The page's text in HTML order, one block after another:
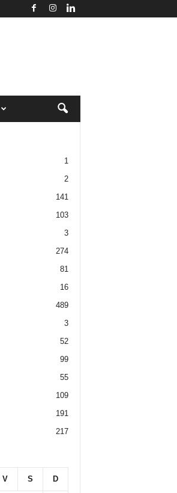
1
2
141
103
3
274
81
16
489
3
52
99
55
109
191
217
V S D